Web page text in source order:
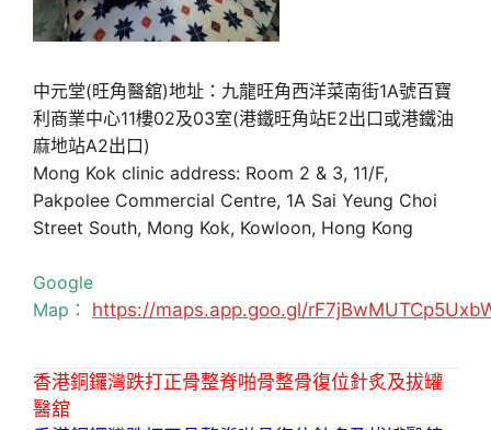
中元堂(旺角醫舘)地址：九龍旺角西洋菜南街1A號百寶
利商業中心11樓02及03室(港鐵旺角站E2出口或港鐵油
麻地站A2出口)
Mong Kok clinic address: Room 2 & 3, 11/F,
Pakpolee Commercial Centre, 1A Sai Yeung Choi
Street South, Mong Kok, Kowloon, Hong Kong
Google
Map： https://maps.app.goo.gl/
香港銅鑼灣跌打正骨整脊啪骨整骨復位針炙及拔罐
醫舘